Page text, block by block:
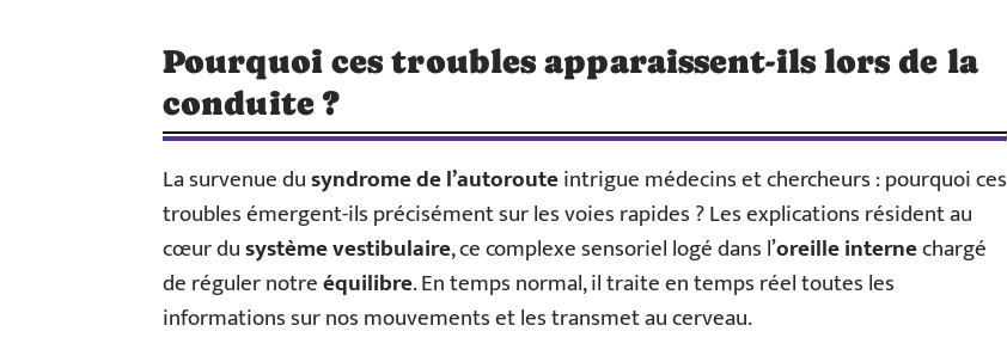
Pourquoi ces troubles apparaissent-ils lors de la
conduite ?
La survenue dusyndrome de l’autorouteintrigue médecins et chercheurs : pourquoi ces
troubles émergent-ils précisément sur les voies rapides ? Les explications résident au
cœur dusystème vestibulaire, ce complexe sensoriel logé dans l’oreille internechargé
de réguler notreéquilibre. En temps normal, il traite en temps réel toutes les
informations sur nos mouvements et les transmet au cerveau.